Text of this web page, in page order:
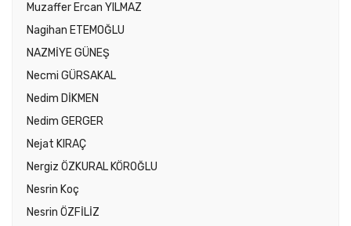
Muzaffer Ercan YILMAZ
Nagihan ETEMOĞLU
NAZMİYE GÜNEŞ
Necmi GÜRSAKAL
Nedim DİKMEN
Nedim GERGER
Nejat KIRAÇ
Nergiz ÖZKURAL KÖROĞLU
Nesrin Koç
Nesrin ÖZFİLİZ